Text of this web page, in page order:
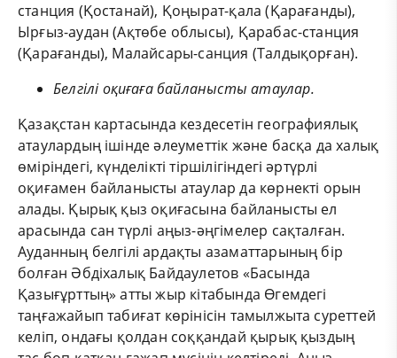
станция (Қостанай), Қоңырат-қала (Қарағанды),
Ырғыз-аудан (Ақтөбе облысы), Қарабас-станция
(Қарағанды), Малайсары-санция (Талдықорған).
Белгілі оқиғаға байланысты атаулар.
Қазақстан картасында кездесетін географиялық
атаулардың ішінде әлеуметтік және басқа да халық
өміріндегі, күнделікті тіршілігіндегі әртүрлі
оқиғамен байланысты атаулар да көрнекті орын
алады. Қырық қыз оқиғасына байланысты ел
арасында сан түрлі аңыз-әңгімелер сақталған.
Ауданның белгілі ардақты азаматтарының бір
болған Әбдіхалық Байдаулетов «Басында
Қазығұрттың» атты жыр кітабында Өгемдегі
таңғажайып табиғат көрінісін тамылжыта суреттей
келіп, ондағы қолдан соққандай қырық қыздың